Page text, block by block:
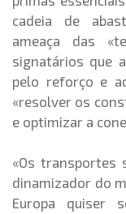
cadeia de
ameaça das
signatários que
pelo reforço e
«resolver os
e optimizar a
«Os transportes
dinamizador do
Europa quiser